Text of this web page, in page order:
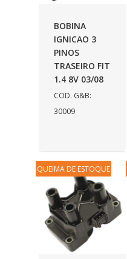
BOBINA
IGNICAO 3
PINOS
TRASEIRO FIT
1.4 8V 03/08
COD. G&B:
30009
QUEIMA DE ESTOQUE